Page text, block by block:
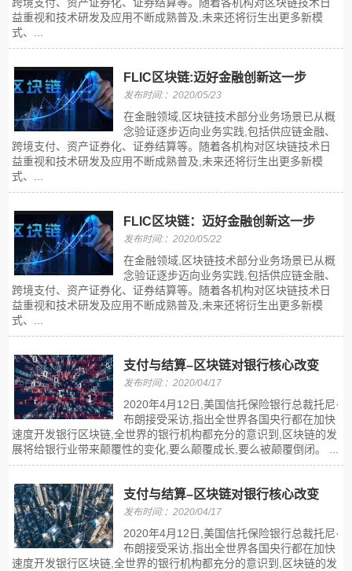
益重视和技术研发及应用不断成熟普及,未来还将衍生出更多新模
式、...
FLIC区块链:迈好金融创新这一步
发布时间:：2020/05/23
在金融领域,区块链技术部分业务场景已从概
念验证逐步迈向业务实践,包括供应链金融、
跨境支付、资产证券化、证券结算等。随着各机构对区块链技术日
益重视和技术研发及应用不断成熟普及,未来还将衍生出更多新模
式、...
FLIC区块链：迈好金融创新这一步
发布时间:：2020/05/22
在金融领域,区块链技术部分业务场景已从概
念验证逐步迈向业务实践,包括供应链金融、
跨境支付、资产证券化、证券结算等。随着各机构对区块链技术日
益重视和技术研发及应用不断成熟普及,未来还将衍生出更多新模
式、...
支付与结算–区块链对银行核心改变
发布时间:：2020/04/17
2020年4月12日,美国信托保险银行总裁托尼·
布朗接受采访,指出全世界各国央行都在加快
速度开发银行区块链,全世界的银行机构都充分的意识到,区块链的发
展将给银行业带来颠覆性的变化,要么颠覆成长,要么被颠覆倒闭。 ...
支付与结算–区块链对银行核心改变
发布时间:：2020/04/17
2020年4月12日,美国信托保险银行总裁托尼·
布朗接受采访,指出全世界各国央行都在加快
速度开发银行区块链,全世界的银行机构都充分的意识到,区块链的发